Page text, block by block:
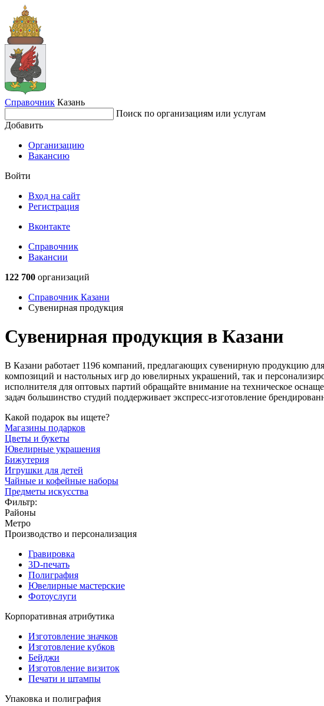
Справочник Казань
Поиск по организациям или услугам
Добавить
Организацию
Вакансию
Войти
Вход на сайт
Регистрация
Вконтакте
Справочник
Вакансии
122 700 организаций
Справочник Казани
Сувенирная продукция
Сувенирная продукция в Казани
В Казани работает 1196 компаний, предлагающих сувенирную продукцию
композиций и настольных игр до ювелирных украшений, так и
исполнителя для оптовых партий обращайте внимание на техническое
задач большинство студий поддерживает экспресс-изготовление
Какой подарок вы ищете?
Магазины подарков
Цветы и букеты
Ювелирные украшения
Бижутерия
Игрушки для детей
Чайные и кофейные наборы
Предметы искусства
Фильтр:
Районы
Метро
Производство и персонализация
Гравировка
3D-печать
Полиграфия
Ювелирные мастерские
Фотоуслуги
Корпоративная атрибутика
Изготовление значков
Изготовление кубков
Бейджи
Изготовление визиток
Печати и штампы
Упаковка и полиграфия